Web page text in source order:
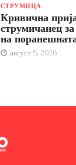
СТРУМИЦА
Кривична
струмичанец
на
август 5, 2026